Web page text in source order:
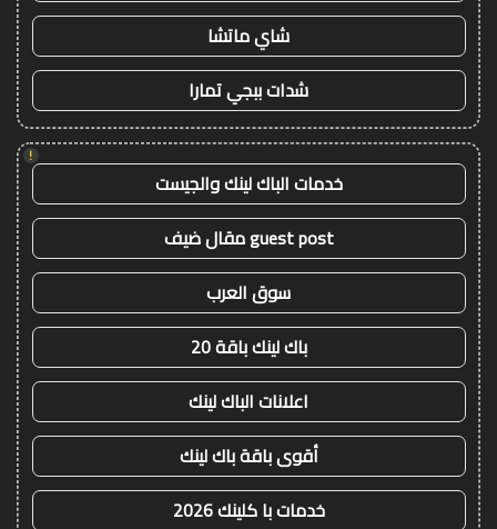
شاي ماتشا
شدات ببجي تمارا
!
خدمات الباك لينك والجيست
guest post مقال ضيف
سوق العرب
باك لينك باقة 20
اعلانات الباك لينك
أقوى باقة باك لينك
خدمات با كلينك 2026